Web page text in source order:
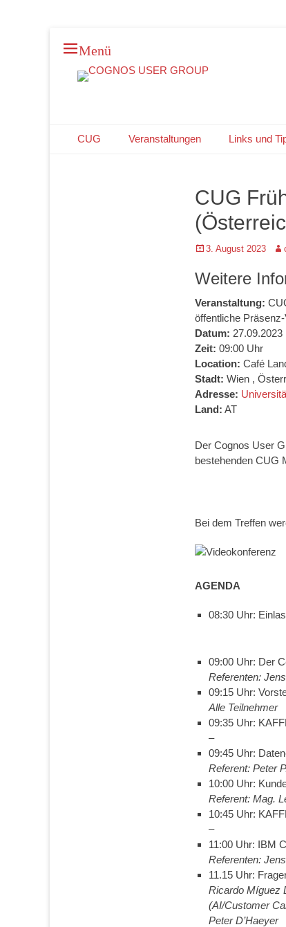
Menü
COGNOS USER
DEUTSCHLAND * ÖSTERREICH * SCHWEIZ
Primäres Menü
Inhalt
CUG Veranstaltungen Links und
CUG
Posted
3. August 2023
Weitere
Veranstaltung:
öffentliche
Datum: 27.09.2023
Zeit: 09:00 Uhr
Location: Café
Stadt: Wien ,
Adresse:
Land: AT
Der Cognos User
bestehenden CUG
Bei dem Treffen
AGENDA
08:30 Uhr:
09:00 Uhr: Der
Referenten:
09:15 Uhr:
Alle Teilnehmer
09:35 Uhr:
–
09:45 Uhr:
Referent: Peter
10:00 Uhr:
Referent: Mag.
10:45 Uhr:
–
11:00 Uhr: IBM
Referenten:
11.15 Uhr:
Ricardo Míguez
(AI/Customer
Peter D’Haeyer